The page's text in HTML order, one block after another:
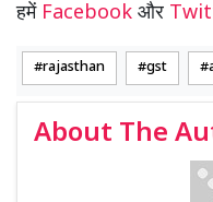
हमें Facebook और
rajasthan gst
About The